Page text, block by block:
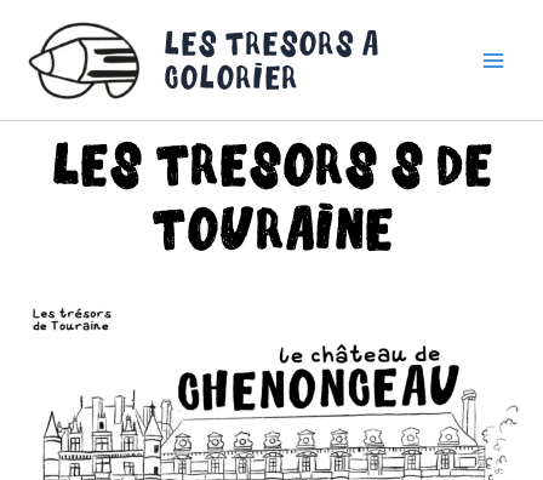
contenu
Les tresors a
colorier
Les tresors s de
Touraine